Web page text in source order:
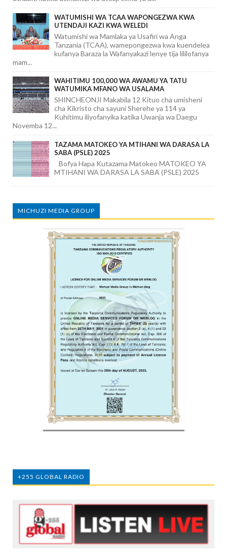
WATUMISHI WA TCAA WAPONGEZWA KWA
UTENDAJI KAZI KWA WELEDI
Watumishi wa Mamlaka ya Usafiri wa Anga
Tanzania (TCAA), wamepongezwa kwa kuendelea
kufanya Baraza la Wafanyakazi lenye tija lililofanya
mam...
WAHITIMU 100,000 WA AWAMU YA TATU
WATUMIKA MFANO WA USALAMA
SHINCHEONJI Makabila 12 Kituo cha umisheni
cha Kikristo cha sayuni Sherehe ya 114 ya
Kuhitimu iliyofanyika katika Uwanja wa Daegu
Novemba 12...
TAZAMA MATOKEO YA MTIHANI WA DARASA LA
SABA (PSLE) 2025
Bofya Hapa Kutazama Matokeo MATOKEO YA
MTIHANI WA DARASA LA SABA (PSLE) 2025
MICHUZI MEDIA GROUP
+255 GLOBAL RADIO